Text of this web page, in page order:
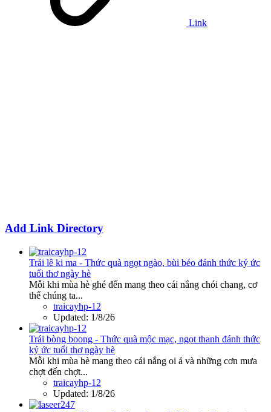
Link
Add Link Directory
Trái lê ki ma - Thức quà ngọt ngào, bùi béo đánh thức ký ức
tuổi thơ ngày hè
Mỗi khi mùa hè ghé đến mang theo cái nắng chói chang, cơ
thể chúng ta...
traicayhp-12
Updated: 1/8/26
Trái bòng boong - Thức quà mộc mạc, ngọt thanh đánh thức
ký ức tuổi thơ ngày hè
Mỗi khi mùa hè mang theo cái nắng oi ả và những cơn mưa
chợt đến chợt...
traicayhp-12
Updated: 1/8/26